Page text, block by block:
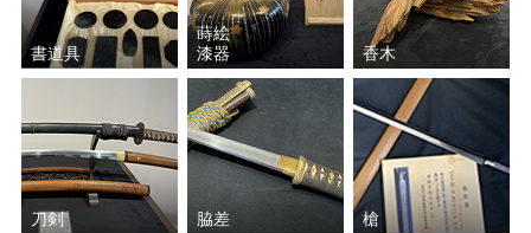
書道具
蒔絵
漆器
香木
刀剣 脇差 槍